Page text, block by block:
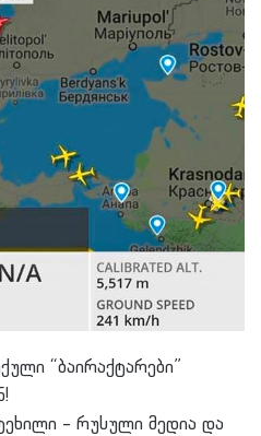
“ბაირაქტარები”
– რუსული მედია და